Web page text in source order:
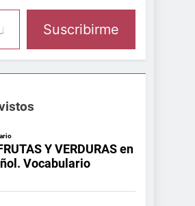
Suscribirme